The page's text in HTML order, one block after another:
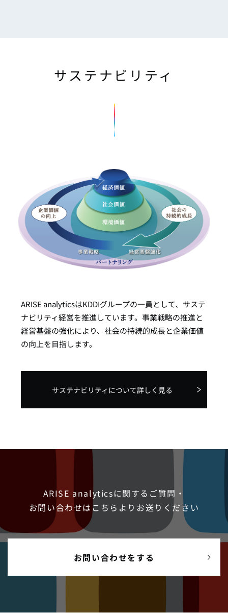
サステナビリティ
ARISE analyticsはKDDIグループの一員として、サステ
ナビリティ経営を推進しています。事業戦略の推進と
経営基盤の強化により、社会の持続的成長と企業価値
の向上を目指します。
サステナビリティについて詳しく見る
ARISE analyticsに関するご質問・
お問い合わせは こちらよりお送りください
お問い合わせをする